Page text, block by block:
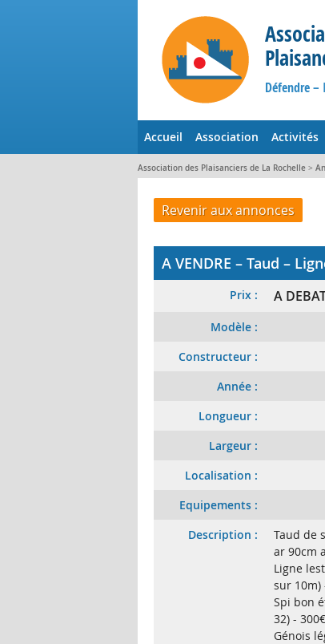
Défendre
Accueil Association Activités
Association des Plaisanciers de La Rochelle >
Revenir aux annonces
A VENDRE – Taud –
Prix : A
Modèle :
Constructeur :
Année :
Longueur :
Largeur :
Localisation :
Equipements :
Description :
Taud de
ar 90cm
Ligne
sur 10m)
Spi bon
32) - 300€
Génois